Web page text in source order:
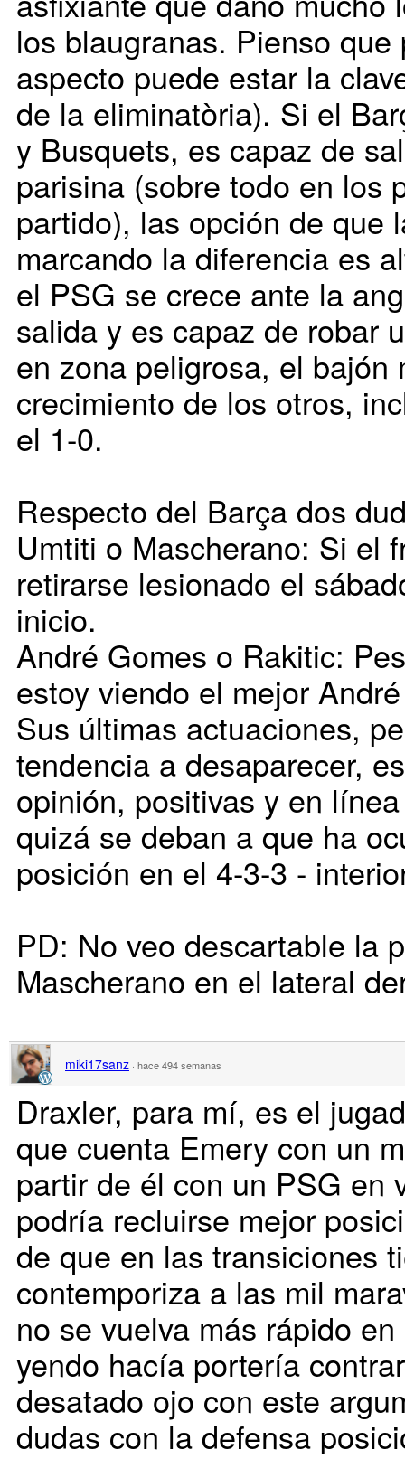
los blaugranas. Pienso
aspecto puede estar la
de la eliminatòria). Si el
y Busquets, es capaz de
parisina (sobre todo en los
partido), las opción de que
marcando la diferencia es
el PSG se crece ante la
salida y es capaz de robar
en zona peligrosa, el bajón
crecimiento de los otros,
el 1-0.
Respecto del Barça dos
Umtiti o Mascherano: Si el
retirarse lesionado el
inicio.
André Gomes o Rakitic:
estoy viendo el mejor
Sus últimas actuaciones,
tendencia a desaparecer,
opinión, positivas y en
quizá se deban a que ha
posición en el 4-3-3 -
PD: No veo descartable la
Mascherano en el lateral
miki17sanz · hace 494 semanas
Draxler, para mí, es el
que cuenta Emery con un
partir de él con un PSG en
podría recluirse mejor
de que en las transiciones
contemporiza a las mil
no se vuelva más rápido
yendo hacía portería
desatado ojo con este
dudas con la defensa